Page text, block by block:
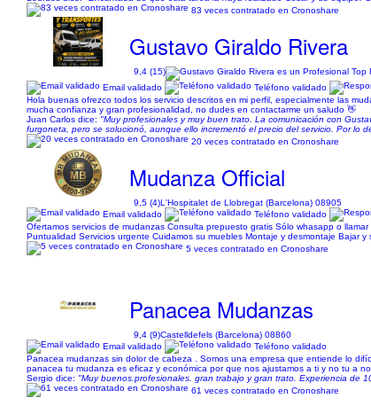
83 veces contratado en Cronoshare
Gustavo Giraldo Rivera
9,4 (15)
Email validado
Teléfono validado
Hola buenas ofrezco todos los servicio descritos en mi perfil, especialmente las
mucha confianza y gran profesionalidad, no dudes en contactarme un saludo 👋
Juan Carlos dice: "Muy profesionales y muy buen trato. La comunicación con
furgoneta, pero se solucionó, aunque ello incrementó el precio del servicio. Por lo
20 veces contratado en Cronoshare
Mudanza Official
9,5 (4)L'Hospitalet de Llobregat (Barcelona) 08905
Email validado
Teléfono validado
Ofertamos servicios de mudanzas Consulta prepuesto gratis Sólo whasapp o
Puntualidad Servicios urgente Cuidamos su muebles Montaje y desmontaje Bajar y
5 veces contratado en Cronoshare
Panacea Mudanzas
9,4 (9)Castelldefels (Barcelona) 08860
Email validado
Teléfono validado
Panacea mudanzas sin dolor de cabeza . Somos una empresa que entiende lo
panacea tu mudanza es eficaz y económica por que nos ajustamos a ti y no tu a
Sergio dice: "Muy buenos.profesionales. gran trabajo y gran trato. Experiencia de
61 veces contratado en Cronoshare